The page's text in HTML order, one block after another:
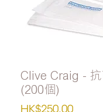
Clive Craig -
(200個)
HK$250.00價